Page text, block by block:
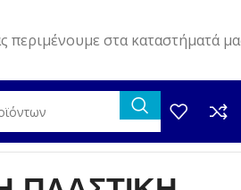
περιμένουμε στα καταστήματά